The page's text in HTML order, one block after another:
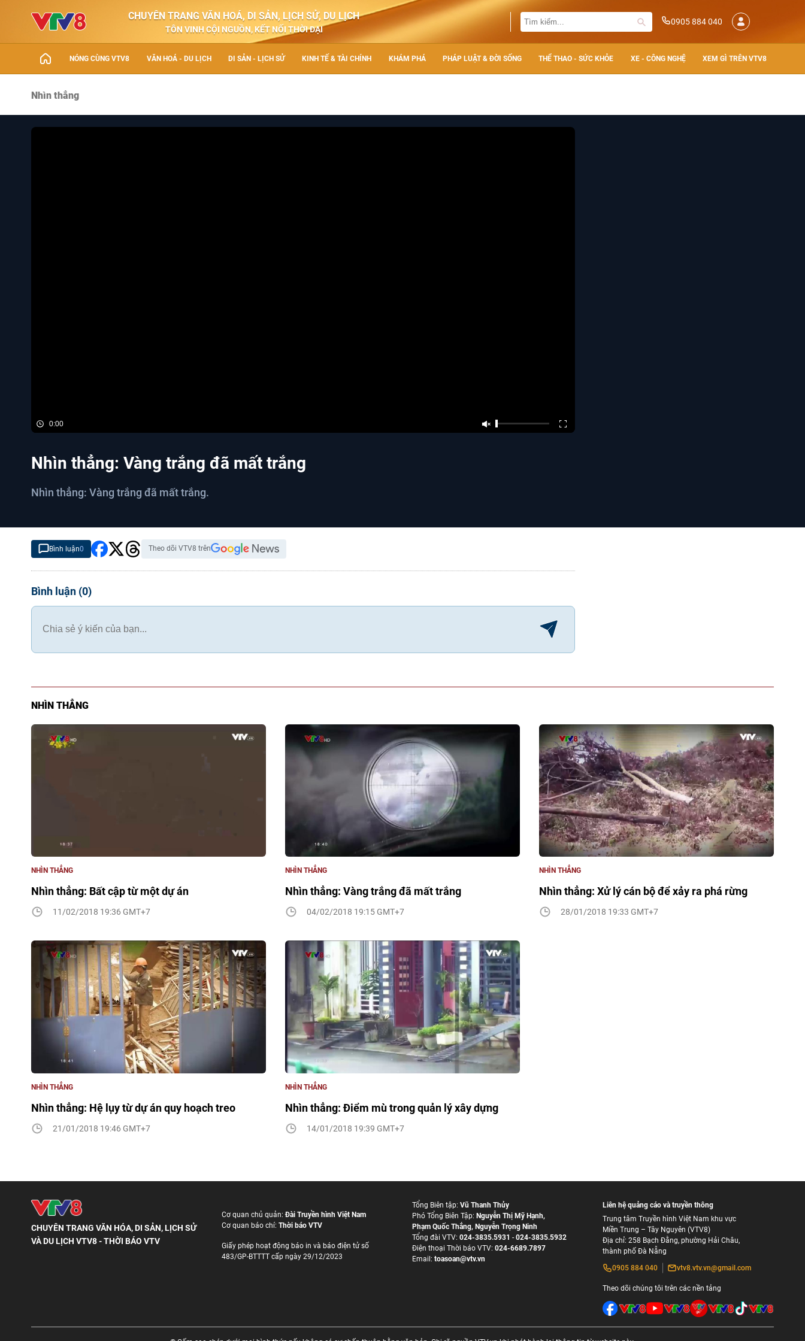
CHUYÊN TRANG VĂN HOÁ, DI SẢN, LỊCH SỬ, DU LỊCH
TÔN VINH CỘI NGUỒN, KẾT NỐI THỜI ĐẠI
0905 884 040
NÓNG CÙNG VTV8 VĂN HOÁ - DU LỊCH DI SẢN - LỊCH SỬ KINH TẾ & TÀI CHÍNH KHÁM PHÁ PHÁP LUẬT & ĐỜI SỐNG THỂ THAO - SỨC KHỎE XE - CÔNG NGHỆ XEM GÌ TRÊN VTV8
Nhìn thẳng
0:00
Nhìn thẳng: Vàng trắng đã mất trắng
Nhìn thẳng: Vàng trắng đã mất trắng.
Bình luận0 Theo dõi VTV8 trên
Bình luận (0)
NHÌN THẲNG
Nhìn thẳng: Bất cập từ một dự án
NHÌN THẲNG
11/02/2018 19:36 GMT+7
Nhìn thẳng: Vàng trắng đã mất trắng
NHÌN THẲNG
04/02/2018 19:15 GMT+7
Nhìn thẳng: Xử lý cán bộ để xảy ra phá rừng
NHÌN THẲNG
28/01/2018 19:33 GMT+7
Nhìn thẳng: Hệ lụy từ dự án quy hoạch treo
NHÌN THẲNG
21/01/2018 19:46 GMT+7
Nhìn thẳng: Điểm mù trong quản lý xây dựng
NHÌN THẲNG
14/01/2018 19:39 GMT+7
CHUYÊN TRANG VĂN HÓA, DI SẢN, LỊCH SỬ
VÀ DU LỊCH VTV8 - THỜI BÁO VTV
Cơ quan chủ quản:Đài Truyền hình Việt Nam
Cơ quan báo chí: Thời báo VTV
Giấy phép hoạt động báo in và báo điện tử số
483/GP-BTTTT cấp ngày 29/12/2023
Tổng Biên tập: Vũ Thanh Thủy
Phó Tổng Biên Tập: Nguyễn Thị Mỹ Hạnh,
Phạm Quốc Thắng, Nguyễn Trọng Ninh
Tổng đài VTV: 024-3835.5931 - 024-3835.5932
Ðiện thoại Thời báo VTV: 024-6689.7897
Email: toasoan@vtv.vn
Liên hệ quảng cáo và truyền thông
Trung tâm Truyền hình Việt Nam khu vực
Miền Trung – Tây Nguyên (VTV8)
Địa chỉ: 258 Bạch Đằng, phường Hải Châu,
thành phố Đà Nẵng
0905 884 040
vtv8.vtv.vn@gmail.com
Theo dõi chúng tôi trên các nền tảng